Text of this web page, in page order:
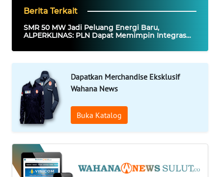
Berita Terkait
SMR 50 MW Jadi Peluang Energi Baru,
ALPERKLINAS: PLN Dapat Memimpin Integrasi
Dapatkan Merchandise Eksklusif
Wahana News
Buka Katalog
SERBA-
Informasi
INDEKS
BERITA
KONTAK
KAMI